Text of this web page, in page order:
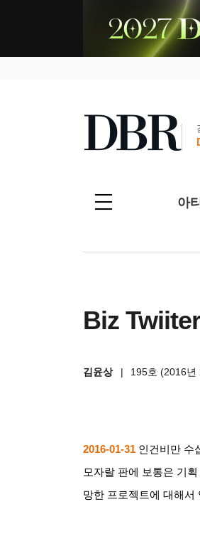
아
Biz
김윤상 | 195호 (2016년
2016-01-31 인건비만 수
모자랄 판에 보통은 기
망한 프로젝트에 대해서